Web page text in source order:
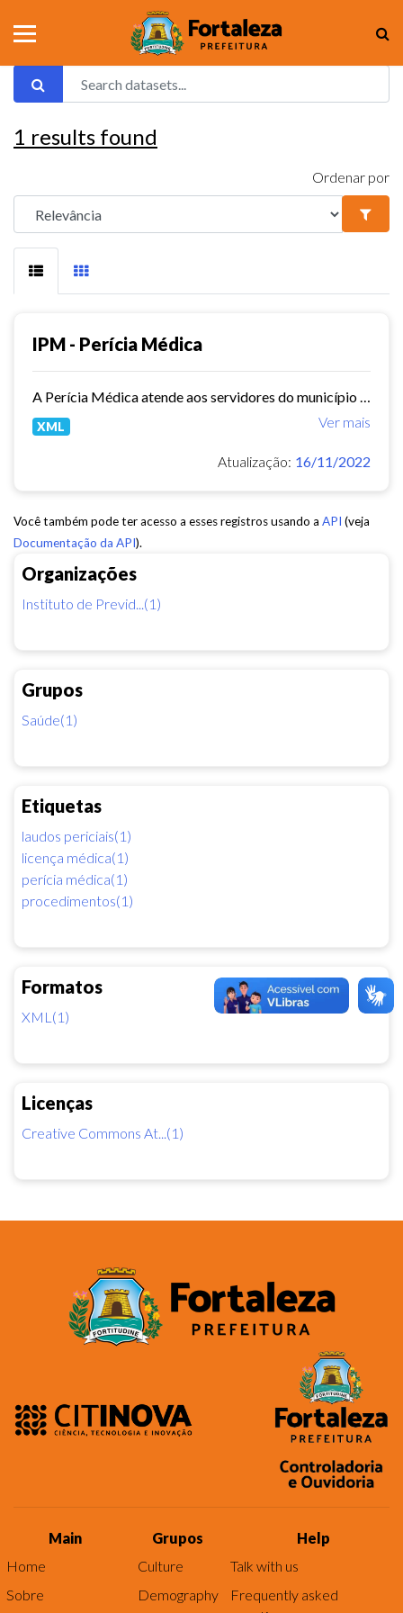
Organizações
Instituto de Previd...(1)
Grupos
Saúde(1)
Etiquetas
laudos periciais(1)
licença médica(1)
perícia médica(1)
procedimentos(1)
Formatos
XML(1)
Licenças
Creative Commons At...(1)
1 results found
Ordenar por
IPM - Perícia Médica
Ver mais
XML
Atualização: 16/11/2022
Você também pode ter acesso a esses registros usando a API (veja
Documentação da API).
Main
Home
Sobre
Grupos
Culture
Demography
Help
Talk with us
Frequently asked